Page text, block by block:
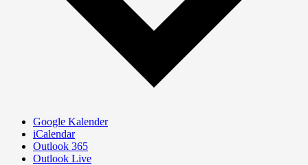
Google Kalender
iCalendar
Outlook 365
Outlook Live